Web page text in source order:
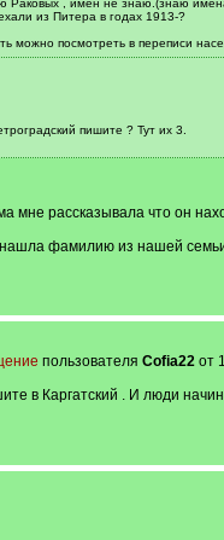
Раковых , имен не знаю.(знаю
из Питера в годах 1913-?
можно посмотреть в переписи
пишите ? Тут их 3.
мне рассказывала что он
фамилию из нашей семьи
пользователя Cofia22от
в Каргатский . И люди